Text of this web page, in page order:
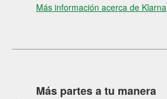
Más información acerca de Klarna
Más partes a tu manera